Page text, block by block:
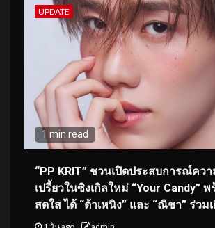
UPDATE
1 min read
“PP KRIT” ชวนเปิดประสบการณ์คว
เปรี้ยวในซิงเกิลใหม่ “Your Candy”
สดใส ได้ “ต้าเหนิง” และ “ณิชา” ร่วม